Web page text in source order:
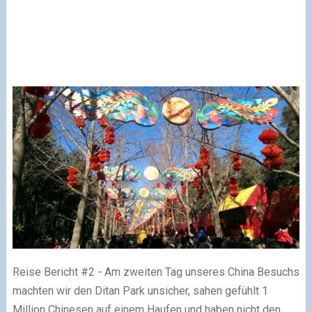
Reise Bericht #2 - Am zweiten Tag unseres China Besuchs
machten wir den Ditan Park unsicher, sahen gefühlt 1